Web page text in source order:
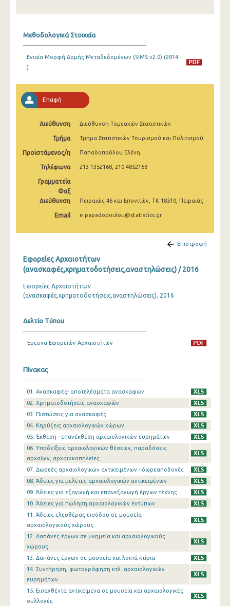
2014
2012
2010
2009
2008
2007
2003
2002
2001
2000
Μεθοδολογικά Στοιχεία
Ενιαία Μορφή Δομής Μεταδεδομένων (SIMS v2.0) (2014 -
)
Επαφή
Διεύθυνση Διεύθυνση Τομεακών Στατιστικών
Τμήμα Τμήμα Στατιστικών Τουρισμού και Πολιτισμού
Προϊστάμενος/η Παπαδοπούλου Ελένη
Τηλέφωνα 213 1352168, 210 4852168
Γραμματεία
Φαξ
Διεύθυνση
Πειραιώς 46 και Επονιτών, ΤΚ 18510, Πειραιάς
Email e.papadopoulou@statistics.gr
Επιστροφή
Εφορείες Αρχαιοτήτων
(ανασκαφές,χρηματοδοτήσεις,αναστηλώσεις) / 2016
Εφορείες Αρχαιοτήτων
(ανασκαφές,χρηματοδοτήσεις,αναστηλώσεις), 2016
Δελτίο Τύπου
Έρευνα Εφορειών Αρχαιοτήτων
Πίνακας
01. Ανασκαφές- αποτελέσματα ανασκαφών
02. Χρηματοδοτήσεις ανασκαφών
03. Πιστώσεις για ανασκαφές
04. Κηρύξεις αρχαιολογικών χώρων
05. Έκθεση - επανέκθεση αρχαιολογικών ευρημάτων
06. Υποδείξεις αρχαιολογικών θέσεων, παραδόσεις
αρχαίων, αρχαιοκαπηλείες
07. Δωρεές αρχαιολογικών αντικειμένων - δωρεαποδοχές
08. Άδειες για μελέτες αρχαιολογικών αντικειμένων
09. Άδειες για εξαγωγή και επανεξαγωγή έργων τέχνης
10. Άδειες για πώληση αρχαιολογικών εντύπων
11. Άδειες ελευθέρας εισόδου σε μουσεία -
αρχαιολογικούς χώρους
12. Δαπάνες έργων σε μνημεία και αρχαιολογικούς
χώρους
13. Δαπάνες έργων σε μουσεία και λοιπά κτίρια
14. Συντήρηση, φωτογράφηση κτλ. αρχαιολογικών
ευρημάτων
15. Εισαχθέντα αντικείμενα σε μουσεία και αρχαιολογικές
συλλογές